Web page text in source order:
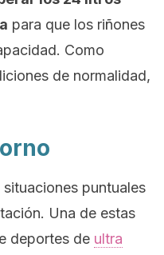
para que los riñones
Como
de normalidad,
puntuales
Una de estas
deportes de ultra